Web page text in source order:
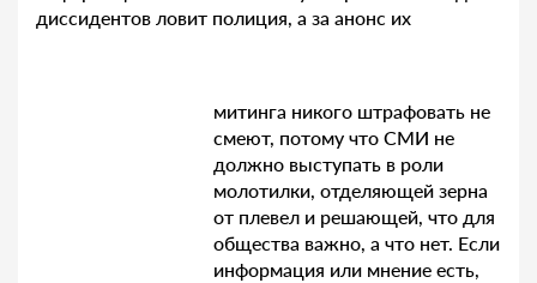
диссидентов ловит полиция, а за анонс их
митинга никого штрафовать не
смеют, потому что СМИ не
должно выступать в роли
молотилки, отделяющей зерна
от плевел и решающей, что для
общества важно, а что нет. Если
информация или мнение есть,